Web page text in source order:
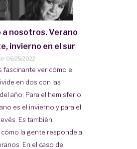
a nosotros. Verano
invierno en el sur
· 06/25/2022
fascinante ver cómo el
en dos con las
año. Para el hemisferio
es el invierno y para el
Es también
la gente responde a
En el caso de